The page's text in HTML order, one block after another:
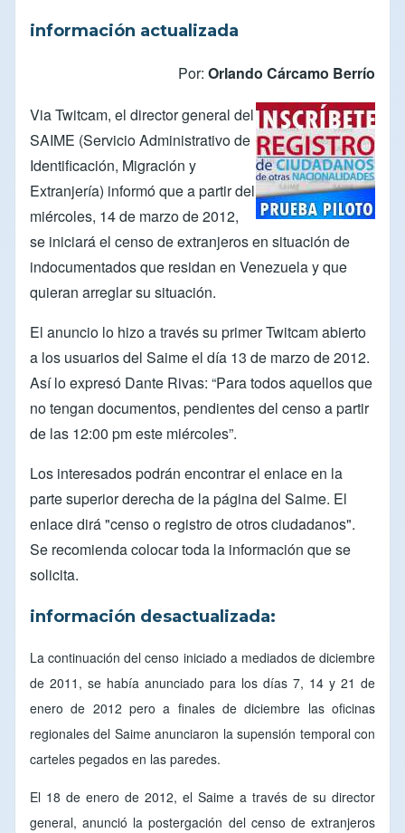
información actualizada
Por: Orlando Cárcamo Berrío
ViaTwitcam, el director general del
SAIME (Servicio Administrativo de
Identificación, Migración y
Extranjería) informó que a partir del
miércoles, 14 de marzo de 2012,
se iniciará el censo de extranjeros en situación de
indocumentados que residan en Venezuela y que
quieran arreglar su situación.
El anuncio lo hizo a través su primerTwitcamabierto
a los usuarios del Saime el día 13 de marzo de 2012.
Así lo expresó Dante Rivas: “Para todos aquellos que
no tengan documentos, pendientes del censo a partir
de las 12:00 pm este miércoles”.
Los interesados podrán encontrar el enlace en la
parte superior derecha de la página del Saime. El
enlace dirá "censo o registro de otros ciudadanos".
Se recomienda colocar toda la información que se
solicita.
información desactualizada:
La continuación del censo iniciado a mediados de diciembre
de 2011, se había anunciado para los días 7, 14 y 21 de
enero de 2012 pero a finales de diciembre las oficinas
regionales del Saime anunciaron la supensión temporal con
carteles pegados en las paredes.
El 18 de enero de 2012, el Saime a través de su director
general, anunció la postergación del censo de extranjeros